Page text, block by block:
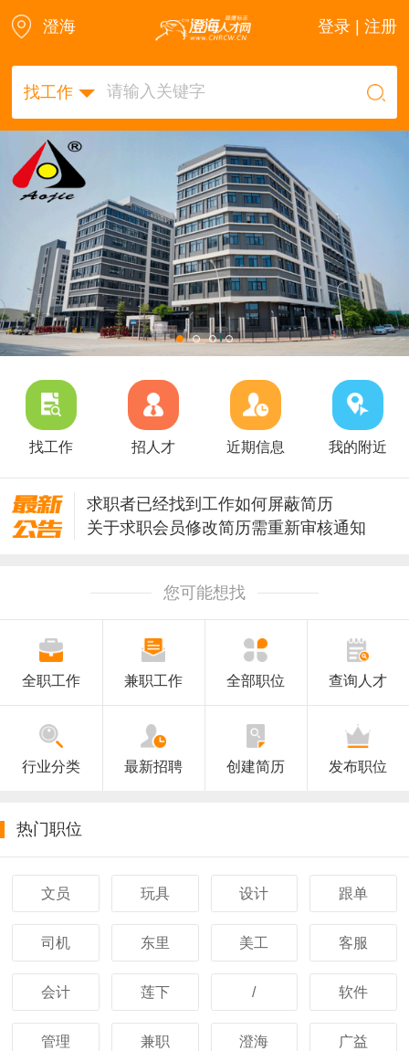
澄海 登录 | 注册
找工作
找工作 招人才 近期信息 我的附近
求职者已经找到工作如何屏蔽简历
关于求职会员修改简历需重新审核通知
您可能想找
全职工作 兼职工作 全部职位 查询人才
行业分类 最新招聘 创建简历 发布职位
热门职位
文员 玩具 设计 跟单
司机 东里 美工 客服
会计 莲下 / 软件
管理 兼职 澄海 广益